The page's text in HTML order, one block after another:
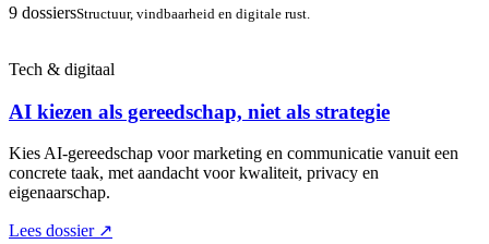
9 dossiersStructuur, vindbaarheid en digitale rust.
Tech & digitaal
AI kiezen als gereedschap, niet als strategie
Kies AI-gereedschap voor marketing en communicatie vanuit een
concrete taak, met aandacht voor kwaliteit, privacy en
eigenaarschap.
Lees dossier ↗